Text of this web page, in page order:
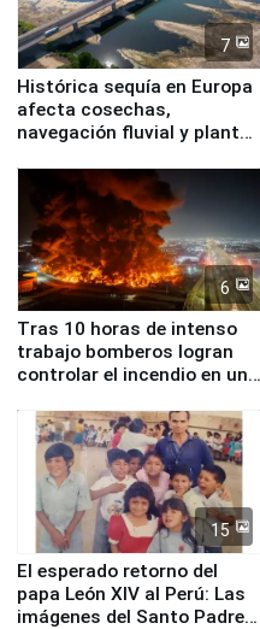
7
Histórica sequía en Europa
afecta cosechas,
navegación fluvial y plantas
6
Tras 10 horas de intenso
trabajo bomberos logran
controlar el incendio en una
de Chile
15
El esperado retorno del
papa León XIV al Perú: Las
imágenes del Santo Padre